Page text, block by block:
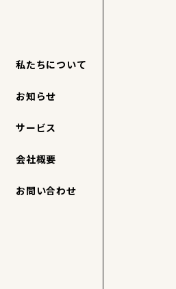
私たちについて
お知らせ
サービス
会社概要
お問い合わせ